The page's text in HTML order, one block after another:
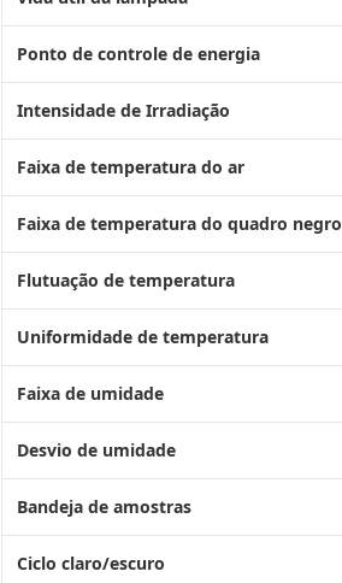
Ponto de controle de energia
Intensidade de Irradiação
Faixa de temperatura do ar
Faixa de temperatura do quadro negro
Flutuação de temperatura
Uniformidade de temperatura
Faixa de umidade
Desvio de umidade
Bandeja de amostras
Ciclo claro/escuro